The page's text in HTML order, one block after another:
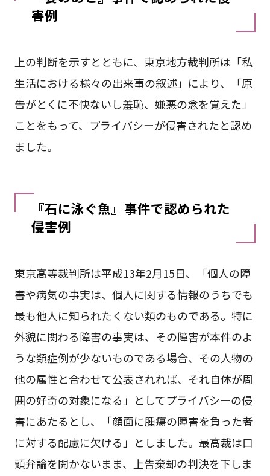
害例
上の判断を示すとともに、東京地方裁判所は「私
生活における様々の出来事の叙述」により、「原
告がとくに不快ないし羞恥、嫌悪の念を覚えた」
ことをもって、プライバシーが侵害されたと認め
ました。
『石に泳ぐ魚』事件で認められた
侵害例
東京高等裁判所は平成13年2月15日、「個人の障
害や病気の事実は、個人に関する情報のうちでも
最も他人に知られたくない類のものである。特に
外貌に関わる障害の事実は、その障害が本件のよ
うな類症例が少ないものである場合、その人物の
他の属性と合わせて公表されれば、それ自体が周
囲の好奇の対象になる」としてプライバシーの侵
害にあたるとし、「顔面に腫瘍の障害を負った者
に対する配慮に欠ける」としました。最高裁は口
頭弁論を開かないまま、上告棄却の判決を下しま